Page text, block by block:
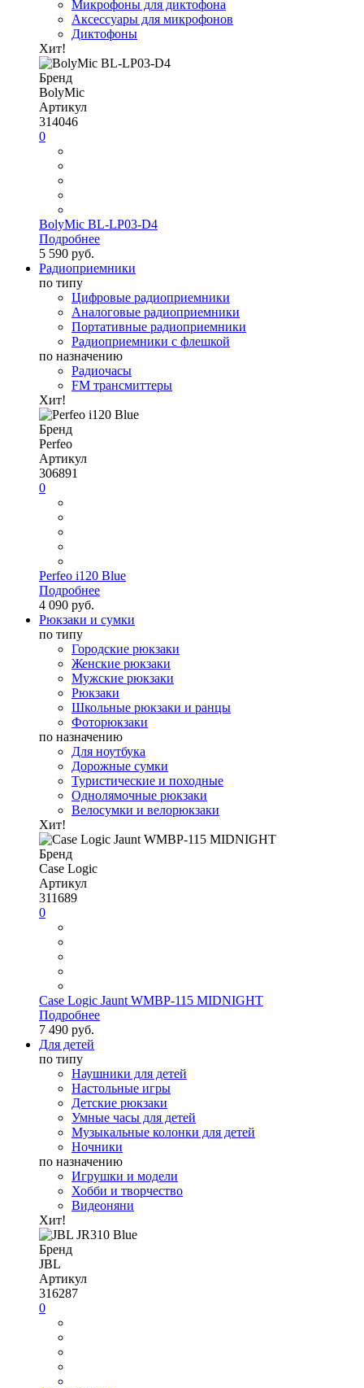
Микрофоны для диктофона
Аксессуары для микрофонов
Диктофоны
Хит!
Бренд
BolyMic
Артикул
314046
0
BolyMic BL-LP03-D4
Подробнее
5 590 руб.
Радиоприемники
по типу
Цифровые радиоприемники
Аналоговые радиоприемники
Портативные радиоприемники
Радиоприемники с флешкой
по назначению
Радиочасы
FM трансмиттеры
Хит!
Бренд
Perfeo
Артикул
306891
0
Perfeo i120 Blue
Подробнее
4 090 руб.
Рюкзаки и сумки
по типу
Городские рюкзаки
Женские рюкзаки
Мужские рюкзаки
Рюкзаки
Школьные рюкзаки и ранцы
Фоторюкзаки
по назначению
Для ноутбука
Дорожные сумки
Туристические и походные
Однолямочные рюкзаки
Велосумки и велорюкзаки
Хит!
Бренд
Case Logic
Артикул
311689
0
Case Logic Jaunt WMBP-115 MIDNIGHT
Подробнее
7 490 руб.
Для детей
по типу
Наушники для детей
Настольные игры
Детские рюкзаки
Умные часы для детей
Музыкальные колонки для детей
Ночники
по назначению
Игрушки и модели
Хобби и творчество
Видеоняни
Хит!
Бренд
JBL
Артикул
316287
0